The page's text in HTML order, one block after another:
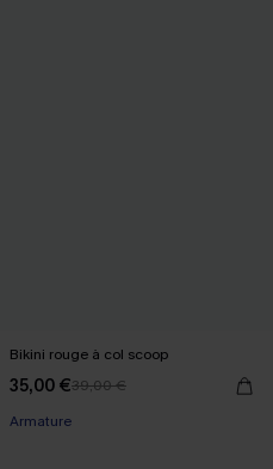
Bikini rouge à col scoop
35,00 €39,00 €
Armature